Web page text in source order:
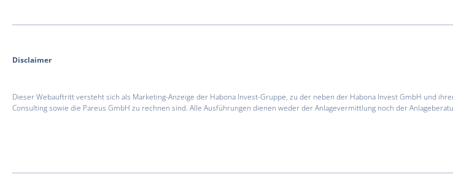
Disclaimer
Dieser Webauftritt versteht sich als Marketing-Anzeige der Habona Invest-Gruppe, zu der neben der Habona Invest GmbH und
Consulting sowie die Pareus GmbH zu rechnen sind. Alle Ausführungen dienen weder der Anlagevermittlung noch der